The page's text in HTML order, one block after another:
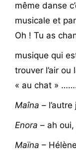
même danse
musicale et
Oh ! Tu as
musique qui
trouver l’air
« au chat »
Maîna –
Enora – ah
Maïna –